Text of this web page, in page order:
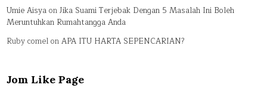
Umie AisyaonJika Suami Terjebak Dengan 5 Masalah Ini Boleh
Meruntuhkan Rumahtangga Anda
Ruby comelonAPA ITU HARTA SEPENCARIAN?
Jom Like Page